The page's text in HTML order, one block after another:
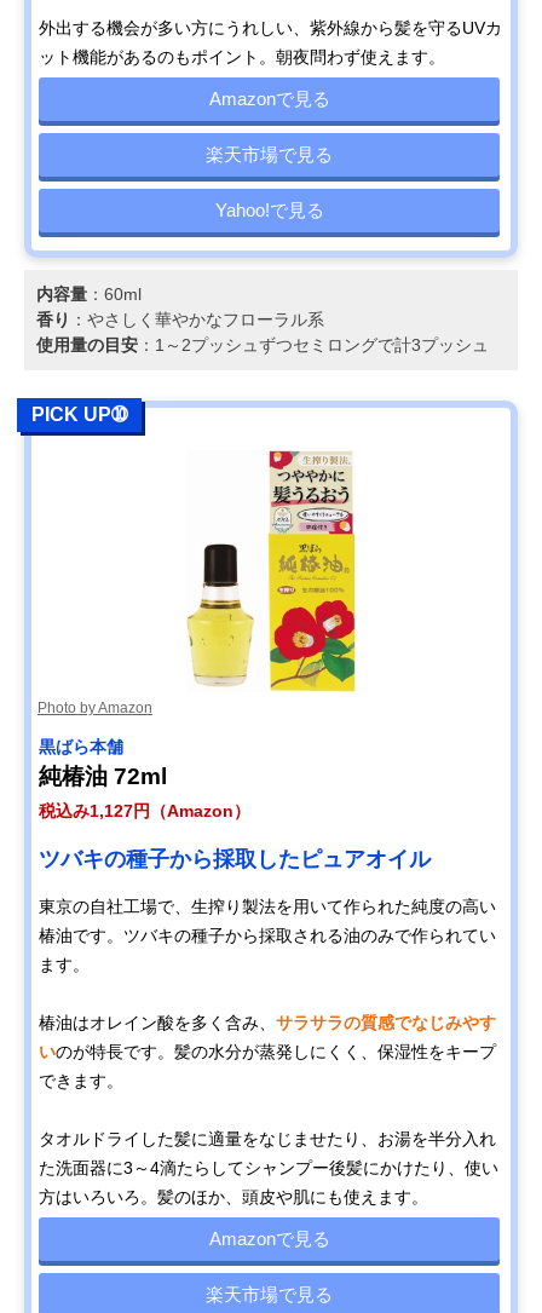
外出する機会が多い方にうれしい、紫外線から髪を守るUVカ
ット機能があるのもポイント。朝夜問わず使えます。
Amazonで見る
楽天市場で見る
Yahoo!で見る
内容量 ：60ml
香り ：やさしく華やかなフローラル系
使用量の目安 ：1～2プッシュずつセミロングで計3プッシュ
PICK UP➉
Photo by Amazon
黒ばら本舗
純椿油 72ml
税込み1,127円（Amazon）
ツバキの種子から採取したピュアオイル
東京の自社工場で、生搾り製法を用いて作られた純度の高い
椿油です。ツバキの種子から採取される油のみで作られてい
ます。
椿油はオレイン酸を多く含み、 サラサラの質感でなじみやす
いのが特長です。髪の水分が蒸発しにくく、保湿性をキープ
できます。
タオルドライした髪に適量をなじませたり、お湯を半分入れ
た洗面器に3～4滴たらしてシャンプー後髪にかけたり、使い
方はいろいろ。髪のほか、頭皮や肌にも使えます。
Amazonで見る
楽天市場で見る